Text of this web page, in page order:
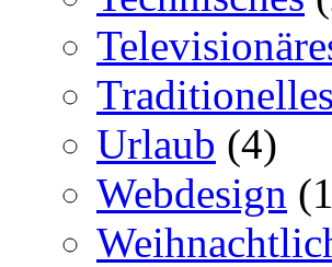
Traditionelles
Urlaub (4)
Webdesign